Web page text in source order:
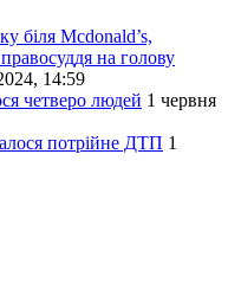
біля Mcdonald’s,
на голову
14:59
четверо людей 1 червня
потрійне ДТП 1